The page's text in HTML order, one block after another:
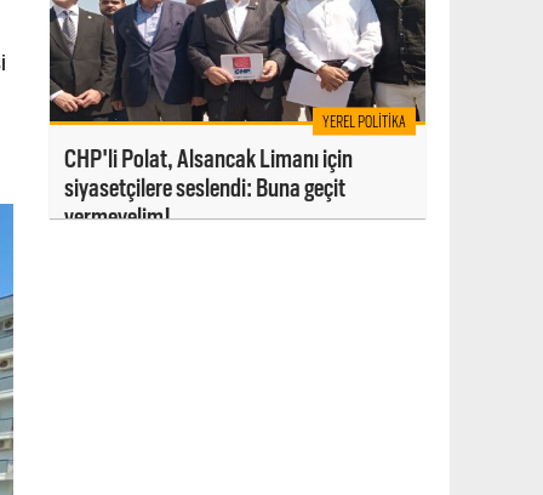
YEREL POLITIKA
CHP'li Polat, Alsancak Limanı için
siyasetçilere seslendi: Buna geçit
vermeyelim!